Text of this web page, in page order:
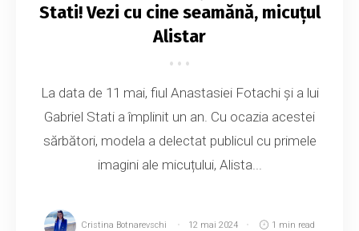
Stati! Vezi cu cine seamănă, micuțul
Alistar
La data de 11 mai, fiul Anastasiei Fotachi și a lui
Gabriel Stati a împlinit un an. Cu ocazia acestei
sărbători, modela a delectat publicul cu primele
imagini ale micuțului, Alista...
Cristina Botnarevschi 12 mai 2024 1 min read